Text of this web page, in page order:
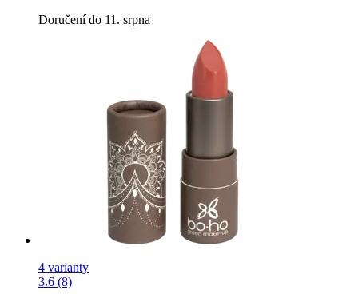
Doručení do 11. srpna
4 varianty
3.6 (8)